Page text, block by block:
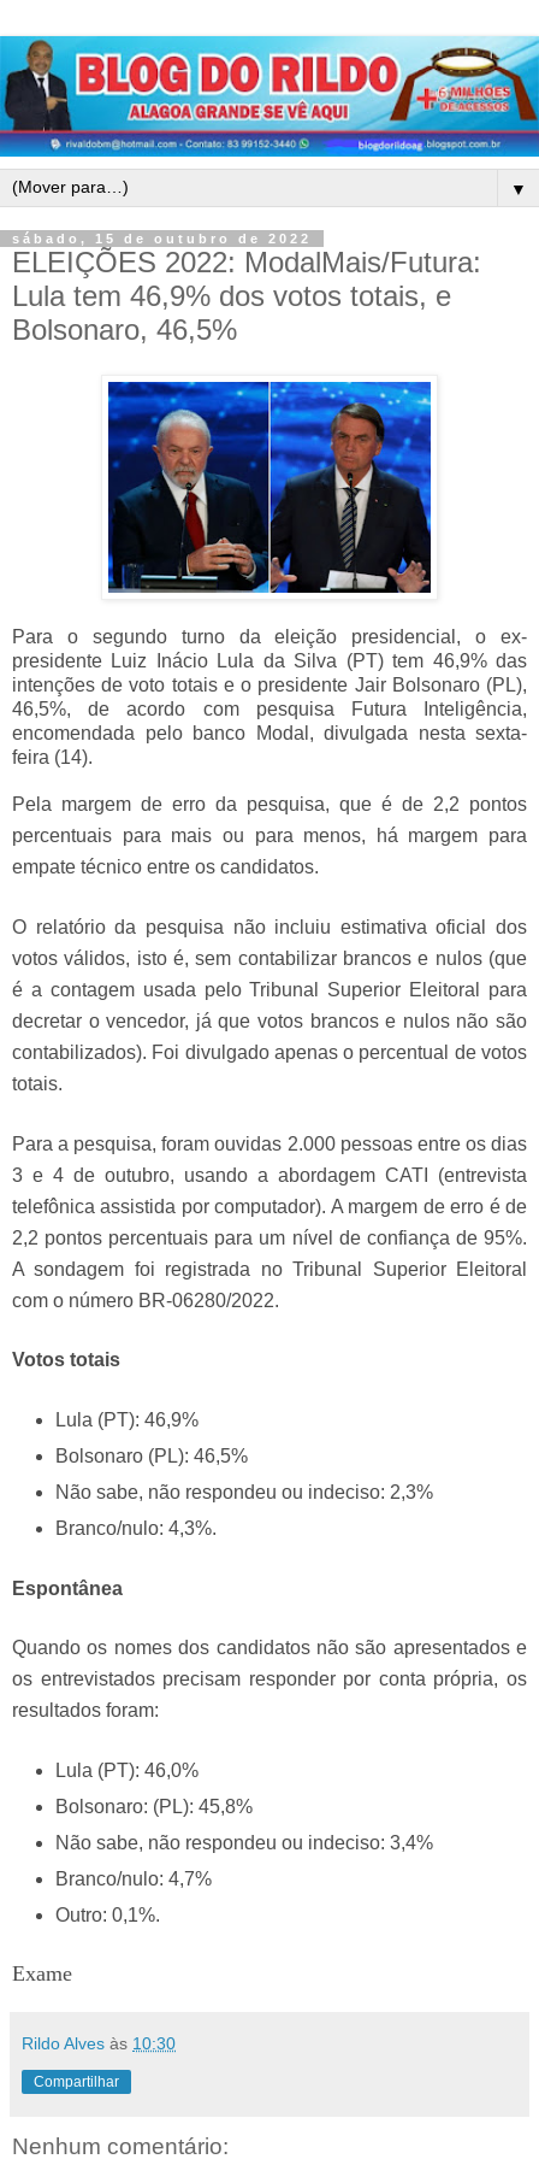
▼
sábado, 15 de outubro de 2022
ELEIÇÕES 2022: ModalMais/Futura:
Lula tem 46,9% dos votos totais, e
Bolsonaro, 46,5%
Para o segundo turno da eleição presidencial, o ex-
presidente Luiz Inácio Lula da Silva (PT) tem 46,9% das
intenções de voto totais e o presidente Jair Bolsonaro (PL),
46,5%, de acordo com pesquisa Futura Inteligência,
encomendada pelo banco Modal, divulgada nesta sexta-
feira (14).
Pela margem de erro da pesquisa, que é de 2,2 pontos
percentuais para mais ou para menos, há margem para
empate técnico entre os candidatos.
O relatório da pesquisa não incluiu estimativa oficial dos
votos válidos, isto é, sem contabilizar brancos e nulos (que
é a contagem usada pelo Tribunal Superior Eleitoral para
decretar o vencedor, já que votos brancos e nulos não são
contabilizados). Foi divulgado apenas o percentual de votos
totais.
Para a pesquisa, foram ouvidas 2.000 pessoas entre os dias
3 e 4 de outubro, usando a abordagem CATI (entrevista
telefônica assistida por computador). A margem de erro é de
2,2 pontos percentuais para um nível de confiança de 95%.
A sondagem foi registrada no Tribunal Superior Eleitoral
com o número BR-06280/2022.
Votos totais
Lula (PT): 46,9%
Bolsonaro (PL): 46,5%
Não sabe, não respondeu ou indeciso: 2,3%
Branco/nulo: 4,3%.
Espontânea
Quando os nomes dos candidatos não são apresentados e
os entrevistados precisam responder por conta própria, os
resultados foram:
Lula (PT): 46,0%
Bolsonaro: (PL): 45,8%
Não sabe, não respondeu ou indeciso: 3,4%
Branco/nulo: 4,7%
Outro: 0,1%.
Exame
Rildo Alves às 10:30
Compartilhar
Nenhum comentário: